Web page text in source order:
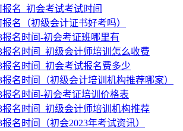
名_初会考试考试时间
名（初级会计证书好考吗）
报名时间-初会考证班哪里有
报名时间_初级会计师培训怎么收费
报名时间_初会考试报名费多少
名时间（初级会计培训机构推荐哪家）
报名时间-初会考证培训价格表
报名时间_初级会计师培训机构推荐
名时间（初会2023年考试资讯）